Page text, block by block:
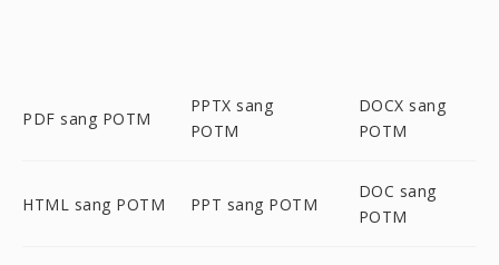
PDF sang POTM
PPTX sang
POTM
DOCX sang
POTM
HTML sang POTM PPT sang POTM
DOC sang
POTM